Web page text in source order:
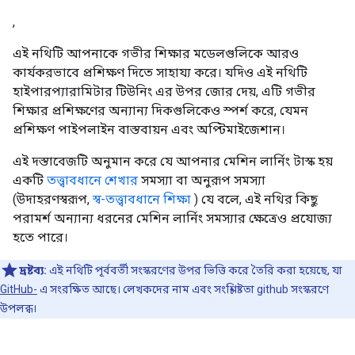
,
এই নথিটি আপনাকে গভীর শিক্ষার মডেলগুলিকে আরও
কার্যকরভাবে প্রশিক্ষণ দিতে সাহায্য করে। যদিও এই নথিটি
হাইপারপ্যারামিটার টিউনিং এর উপর জোর দেয়, এটি গভীর
শিক্ষার প্রশিক্ষণের অন্যান্য দিকগুলিকেও স্পর্শ করে, যেমন
প্রশিক্ষণ পাইপলাইন বাস্তবায়ন এবং অপ্টিমাইজেশান।
এই দস্তাবেজটি অনুমান করে যে আপনার মেশিন লার্নিং টাস্ক হয়
একটি তত্ত্বাবধানে শেখার সমস্যা বা অনুরূপ সমস্যা
(উদাহরণস্বরূপ,স্ব-তত্ত্বাবধানে শিক্ষা ) যে বলে, এই নথির কিছু
পরামর্শ অন্যান্য ধরনের মেশিন লার্নিং সমস্যার ক্ষেত্রেও প্রযোজ্য
হতে পারে।
দ্রষ্টব্য: এই নথিটি পূর্ববর্তী সংস্করণের উপর ভিত্তি করে তৈরি করা হয়েছে, যা
GitHub- এ সংরক্ষিত আছে। লেখকদের নাম এবং সংশ্লিষ্টতা github সংস্করণে
উপলব্ধ।